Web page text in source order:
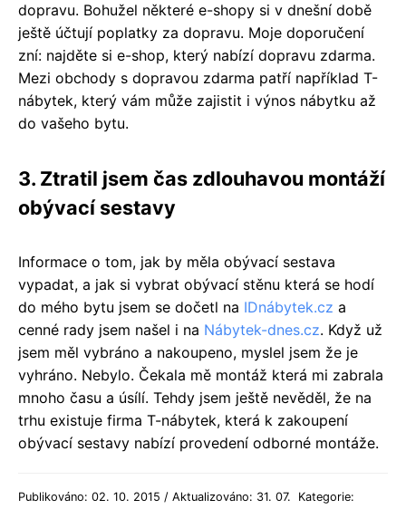
dopravu. Bohužel některé e-shopy si v dnešní době
ještě účtují poplatky za dopravu. Moje doporučení
zní: najděte si e-shop, který nabízí dopravu zdarma.
Mezi obchody s dopravou zdarma patří například T-
nábytek, který vám může zajistit i výnos nábytku až
do vašeho bytu.
3. Ztratil jsem čas zdlouhavou montáží
obývací sestavy
Informace o tom, jak by měla obývací sestava
vypadat, a jak si vybrat obývací stěnu která se hodí
do mého bytu jsem se dočetl na IDnábytek.cz a
cenné rady jsem našel i na Nábytek-dnes.cz. Když už
jsem měl vybráno a nakoupeno, myslel jsem že je
vyhráno. Nebylo. Čekala mě montáž která mi zabrala
mnoho času a úsílí. Tehdy jsem ještě nevěděl, že na
trhu existuje firma T-nábytek, která k zakoupení
obývací sestavy nabízí provedení odborné montáže.
Publikováno: 02. 10. 2015 / Aktualizováno: 31. 07.
Kategorie: